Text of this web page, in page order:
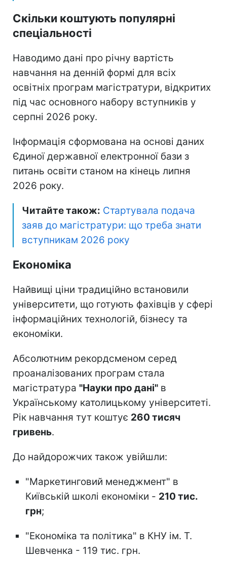
Скільки коштують популярні
спеціальності
Наводимо дані про річну вартість
навчання на денній формі для всіх
освітніх програм магістратури, відкритих
під час основного набору вступників у
серпні 2026 року.
Інформація сформована на основі даних
Єдиної державної електронної бази з
питань освіти станом на кінець липня
2026 року.
Читайте також: Стартувала подача
заяв до магістратури: що треба знати
вступникам 2026 року
Економіка
Найвищі ціни традиційно встановили
університети, що готують фахівців у сфері
інформаційних технологій, бізнесу та
економіки.
Абсолютним рекордсменом серед
проаналізованих програм стала
магістратура "Науки про дані" в
Українському католицькому університеті.
Рік навчання тут коштує 260 тисяч
гривень.
До найдорожчих також увійшли:
"Маркетинговий менеджмент" в
Київській школі економіки - 210 тис.
грн;
"Економіка та політика" в КНУ ім. Т.
Шевченка - 119 тис. грн.